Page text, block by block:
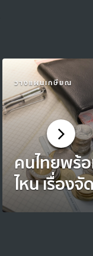
วางแผนเกษียณ
คนไทยพร้
ไหน เรื่องจั